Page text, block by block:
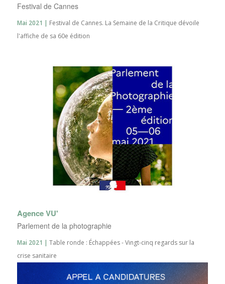
Festival de Cannes
Mai 2021 | Festival de Cannes. La Semaine de la Critique dévoile
l'affiche de sa 60e édition
Agence VU'
Parlement de la photographie
Mai 2021 | Table ronde : Échappées - Vingt-cinq regards sur la
crise sanitaire